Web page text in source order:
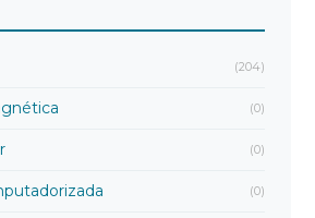
(204)
(0)
(0)
(0)